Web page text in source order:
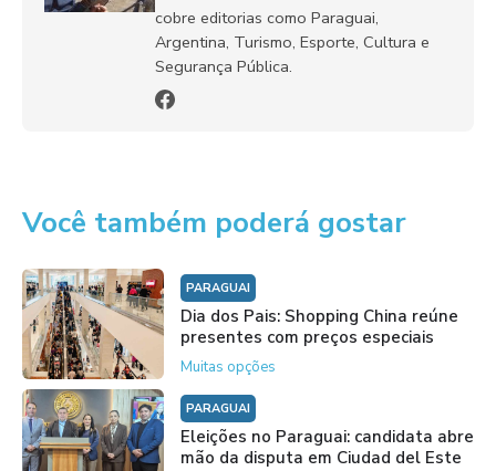
cobre editorias como Paraguai,
Argentina, Turismo, Esporte, Cultura e
Segurança Pública.
Você também poderá gostar
PARAGUAI
Dia dos Pais: Shopping China reúne
presentes com preços especiais
Muitas opções
PARAGUAI
Eleições no Paraguai: candidata abre
mão da disputa em Ciudad del Este